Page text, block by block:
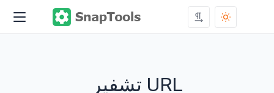
تشفير URL